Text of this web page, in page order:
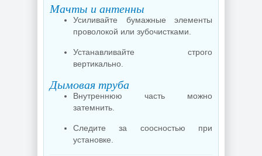
Мачты и антенны
Усиливайте бумажные элементы
проволокой или зубочистками.
Устанавливайте строго
вертикально.
Дымовая труба
Внутреннюю часть можно
затемнить.
Следите за соосностью при
установке.